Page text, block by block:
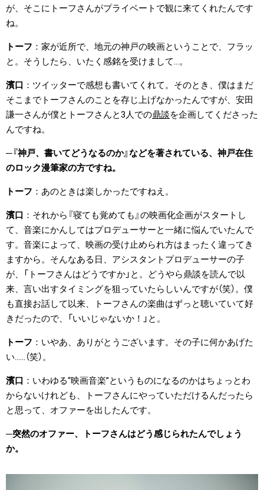
が、そこにトーフさんがプライベートで観に来てくれたんです
ね。
トーフ
家が近所で、地元の神戸の映画ということで、フラッ
と。そうしたら、いたく感銘を受けまして…。
濱口
ツイッターで感想も書いてくれて。そのとき、僕はまだ
そこまでトーフさんのことを存じ上げなかったんですが、安田
謙一さんが僕とトーフさんと3人での鼎談を企画してくださった
んですね。
『神戸、書いてどうなるのか』などを著されている、神戸在住
のロック漫筆家の方ですね。
トーフ あのときは楽しかったですねえ。
濱口
それから『寝ても覚めても』の映画化企画がスタートし
て、音楽にかんしてはプロデューサーと一緒に悩んでいたんで
す。音楽によって、映画の受け止められ方はまったく違ってき
ますから。そんなある日、アシスタントプロデューサーの子
が、「トーフさんはどうですか」と。どうやら鼎談を読んで以
来、言い出すタイミングを狙っていたらしいんですが（笑）。僕
も直接お話して以来、トーフさんの楽曲はずっと聴いていて好
きだったので、「いいじゃないか！」と。
トーフ
いやあ、ありがとうございます。その子に何かあげた
い……（笑）。
濱口
いわゆる“映画音楽”というものになるのかはちょっとわ
からないけれども、トーフさんにやっていただけるんだったら
と思って、オファーを出したんです。
突然のオファー、トーフさんはどう感じられたんでしょう
か。